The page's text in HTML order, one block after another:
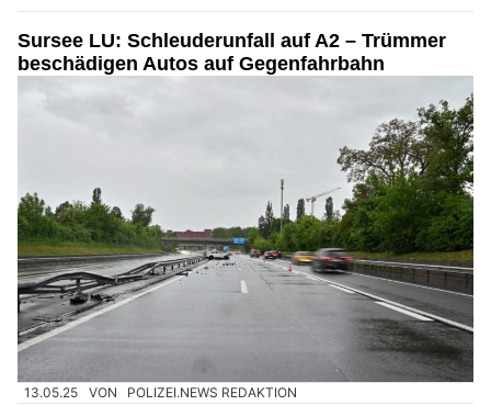
Sursee LU: Schleuderunfall auf A2 – Trümmer
beschädigen Autos auf Gegenfahrbahn
13.05.25 VON POLIZEI.NEWS REDAKTION